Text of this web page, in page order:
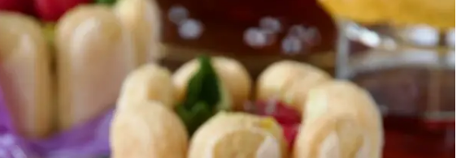
Mit meinem Newsletter bist du 1–2 Mal pro Woche
ganz nah dran an meinen neuesten Rezepten,
erhältst Tipps für den Alltag in der Küche, reichlich
kulinarische Inspiration und Infos über Aktionen &
Gewinnspiele